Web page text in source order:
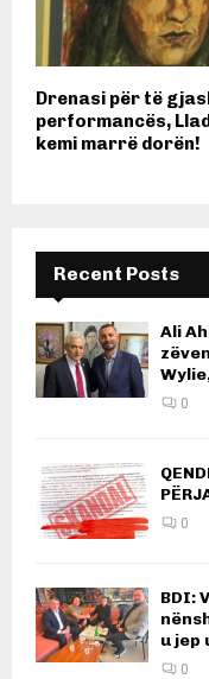
Drenasi për të
performancës,
kemi marrë dorën!
Recent Posts
Ali
0
0
BDI:
u jep
0